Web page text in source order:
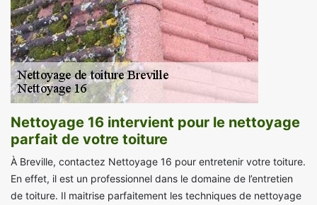
Nettoyage 16 intervient pour le nettoyage
parfait de votre toiture
À Breville, contactez Nettoyage 16 pour entretenir votre toiture.
En effet, il est un professionnel dans le domaine de l’entretien
de toiture. Il maitrise parfaitement les techniques de nettoyage